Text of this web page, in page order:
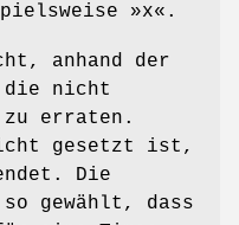
»x«.
anhand der
die nicht
zu erraten.
gesetzt ist,
Die
gewählt, dass